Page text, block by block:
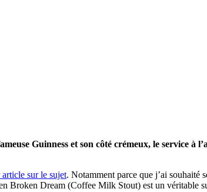
Guinness et son côté crémeux, le service à
sur le sujet. Notamment parce que j’ai souhaité
Broken Dream (Coffee Milk Stout) est un véritable